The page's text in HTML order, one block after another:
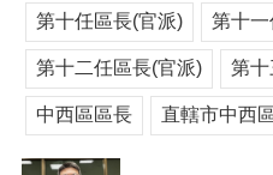
第十任區長(官派) 第十
第十二任區長(官派) 第
中西區區長 直轄市中西